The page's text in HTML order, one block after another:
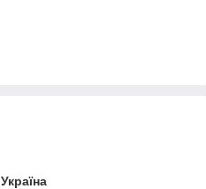
Україна